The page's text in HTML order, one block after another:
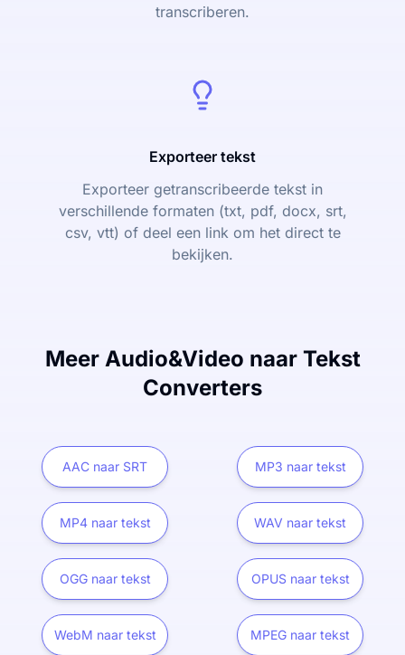
transcriberen.
Exporteer tekst
Exporteer getranscribeerde tekst in
verschillende formaten (txt, pdf, docx, srt,
csv, vtt) of deel een link om het direct te
bekijken.
Meer Audio&Video naar Tekst
Converters
AAC naar SRT MP3 naar tekst
MP4 naar tekst WAV naar tekst
OGG naar tekst OPUS naar tekst
WebM naar tekst MPEG naar tekst